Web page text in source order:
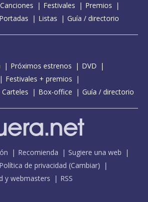
Canciones Festivales
Premios
Portadas Listas Guía / directorio
Próximos estrenos
DVD
Festivales + premios
Carteles Box-office Guía / directorio
Recomienda
Sugiere una web
Política de privacidad (Cambiar)
y webmasters RSS